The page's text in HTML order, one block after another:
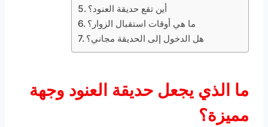
أين تقع حديقة العنود؟
ما هي أوقات استقبال الزوار؟
هل الدخول إلى الحديقة مجاني؟
ما الذي يجعل حديقة العنود وجهة
مميزة؟